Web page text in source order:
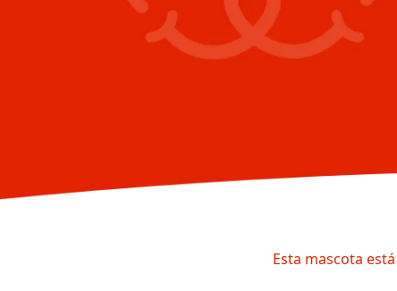
Esta mascota